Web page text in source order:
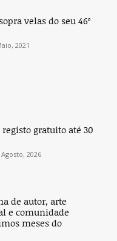
velas do seu 46º
2021
gratuito até 30
2026
de autor, arte
e comunidade
meses do